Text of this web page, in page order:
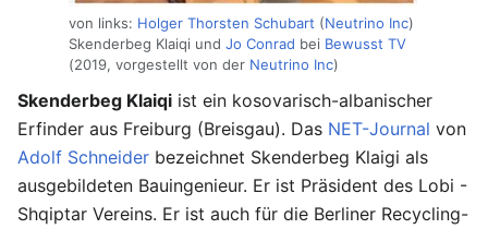
von links: Holger Thorsten Schubart (Neutrino Inc)
Skenderbeg Klaiqi und Jo Conrad bei Bewusst TV
(2019, vorgestellt von der Neutrino Inc)
Skenderbeg Klaiqi ist ein kosovarisch-albanischer
Erfinder aus Freiburg (Breisgau). Das NET-Journal von
Adolf Schneider bezeichnet Skenderbeg Klaigi als
ausgebildeten Bauingenieur. Er ist Präsident des Lobi -
Shqiptar Vereins. Er ist auch für die Berliner Recycling-